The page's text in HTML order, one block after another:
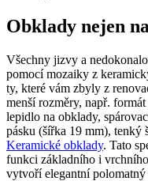
Obklady nejen
Všechny jizvy a
pomocí mozaiky z
ty, které vám zbyly z
menší rozměry, např.
lepidlo na obklady,
pásku (šířka 19 mm), tenký
Keramické obklady. Tato
funkci základního i
vytvoří elegantní polomatný